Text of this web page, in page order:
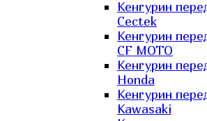
Кенгурин
Cectek
Кенгурин
CF MOTO
Кенгурин
Honda
Кенгурин
Kawasaki